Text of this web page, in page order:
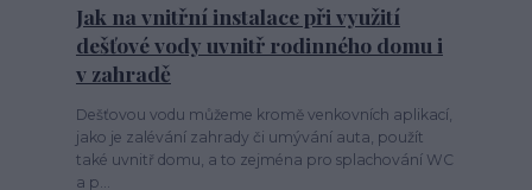
Jak na vnitřní instalace při využití
dešťové vody uvnitř rodinného domu i
v zahradě
Dešťovou vodu můžeme kromě venkovních aplikací,
jako je zalévání zahrady či umývání auta, použít
také uvnitř domu, a to zejména pro splachování WC
a p...